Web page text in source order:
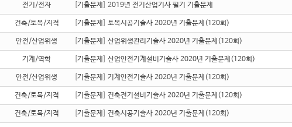
전기/전자 기출문제 2019년 전기산업기사 필기 기출문제
건축/토목/지적 기출문제 토목시공기술사 2020년 기출문제(120회)
안전/산업위생 기출문제 산업위생관리기술사 2020년 기출문제(120회)
기계/역학 기출문제 산업안전기계설비기술사 2020년 기출문제(120회)
안전/산업위생 기출문제 기계안전기술사 2020년 기출문제(120회)
건축/토목/지적 기출문제 건축전기설비기술사 2020년 기출문제(120회)
건축/토목/지적 기출문제 건축시공기술사 2020년 기출문제(120회)